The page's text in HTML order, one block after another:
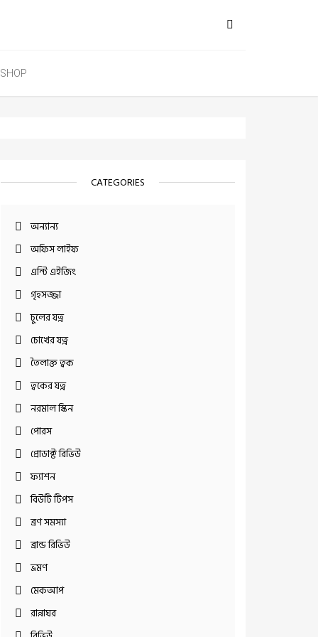
SHOP
CATEGORIES
অন্যান্য
অফিস লাইফ
এন্টি এইজিং
গৃহসজ্জা
চুলের যত্ন
চোখের যত্ন
তৈলাক্ত ত্বক
ত্বকের যত্ন
নরমাল স্কিন
পোরস
প্রোডাক্ট রিভিউ
ফ্যাশন
বিউটি টিপস
ব্রণ সমস্যা
ব্রান্ড রিভিউ
ভ্রমণ
মেকআপ
রান্নাঘর